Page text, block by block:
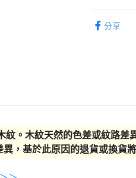
分享
。木紋天然的色差或紋路差
，基於此原因的退貨或換貨